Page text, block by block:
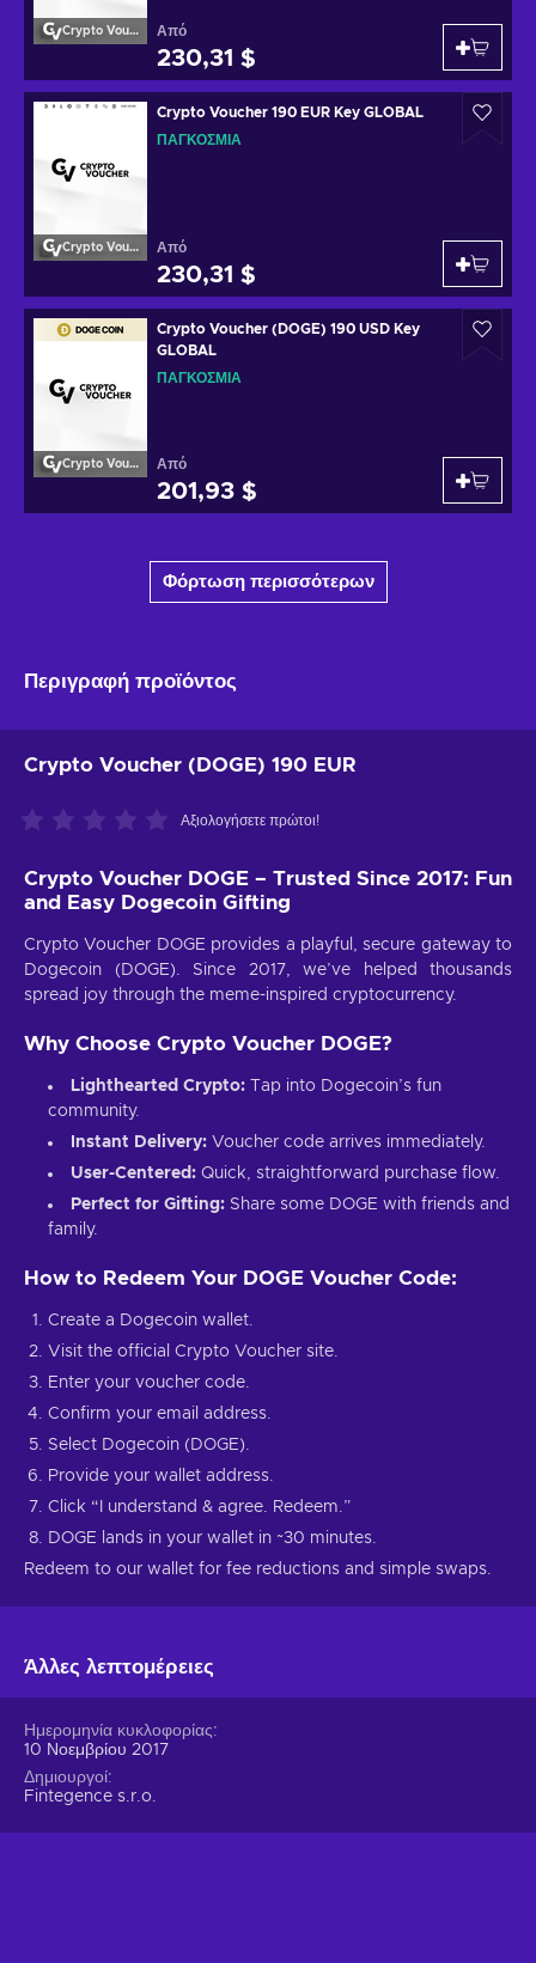
Crypto Voucher Από
230,31 $
Crypto Voucher
Crypto Voucher 190 EUR Key GLOBAL
ΠΑΓΚΌΣΜΙΑ
Από
230,31 $
Crypto Voucher
Crypto Voucher (DOGE) 190 USD Key
GLOBAL
ΠΑΓΚΌΣΜΙΑ
Από
201,93 $
Φόρτωση περισσότερων
Περιγραφή προϊόντος
Crypto Voucher (DOGE) 190 EUR
Αξιολογήσετε πρώτοι!
Crypto Voucher DOGE – Trusted Since 2017: Fun
and Easy Dogecoin Gifting
Crypto Voucher DOGE provides a playful, secure gateway to
Dogecoin (DOGE). Since 2017, we’ve helped thousands
spread joy through the meme-inspired cryptocurrency.
Why Choose Crypto Voucher DOGE?
Lighthearted Crypto: Tap into Dogecoin’s fun
community.
Instant Delivery: Voucher code arrives immediately.
User-Centered: Quick, straightforward purchase flow.
Perfect for Gifting: Share some DOGE with friends and
family.
How to Redeem Your DOGE Voucher Code:
Create a Dogecoin wallet.
Visit the official Crypto Voucher site.
Enter your voucher code.
Confirm your email address.
Select Dogecoin (DOGE).
Provide your wallet address.
Click “I understand & agree. Redeem.”
DOGE lands in your wallet in ~30 minutes.
Redeem to our wallet for fee reductions and simple swaps.
Άλλες λεπτομέρειες
Ημερομηνία κυκλοφορίας
10 Νοεμβρίου 2017
Δημιουργοί
Fintegence s.r.o.